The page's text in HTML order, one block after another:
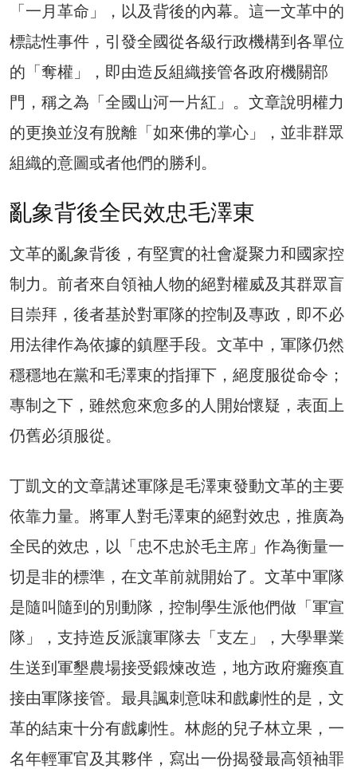
「一月革命」，以及背後的內幕。這一文革中的
標誌性事件，引發全國從各級行政機構到各單位
的「奪權」，即由造反組織接管各政府機關部
門，稱之為「全國山河一片紅」。文章說明權力
的更換並沒有脫離「如來佛的掌心」，並非群眾
組織的意圖或者他們的勝利。
亂象背後全民效忠毛澤東
文革的亂象背後，有堅實的社會凝聚力和國家控
制力。前者來自領袖人物的絕對權威及其群眾盲
目崇拜，後者基於對軍隊的控制及專政，即不必
用法律作為依據的鎮壓手段。文革中，軍隊仍然
穩穩地在黨和毛澤東的指揮下，絕度服從命令；
專制之下，雖然愈來愈多的人開始懷疑，表面上
仍舊必須服從。
丁凱文的文章講述軍隊是毛澤東發動文革的主要
依靠力量。將軍人對毛澤東的絕對效忠，推廣為
全民的效忠，以「忠不忠於毛主席」作為衡量一
切是非的標準，在文革前就開始了。文革中軍隊
是隨叫隨到的別動隊，控制學生派他們做「軍宣
隊」，支持造反派讓軍隊去「支左」，大學畢業
生送到軍墾農場接受鍛煉改造，地方政府癱瘓直
接由軍隊接管。最具諷刺意味和戲劇性的是，文
革的結束十分有戲劇性。林彪的兒子林立果，一
名年輕軍官及其夥伴，寫出一份揭發最高領袖罪